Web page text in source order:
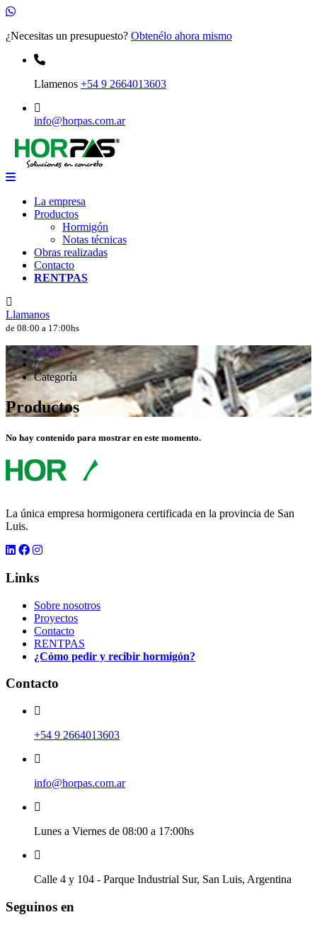
¿Necesitas un presupuesto? Obtenélo ahora mismo
Llamenos +54 9 2664013603
info@horpas.com.ar
La empresa
Productos
Hormigón
Notas técnicas
Obras realizadas
Contacto
RENTPAS
Llamanos
de 08:00 a 17:00hs
Inicio
/
Categoría
Productos
No hay contenido para mostrar en este momento.
La única empresa hormigonera certificada en la provincia de San
Luis.
Links
Sobre nosotros
Proyectos
Contacto
RENTPAS
¿Cómo pedir y recibir hormigón?
Contacto
+54 9 2664013603
info@horpas.com.ar
Lunes a Viernes de 08:00 a 17:00hs
Calle 4 y 104 - Parque Industrial Sur, San Luis, Argentina
Seguinos en